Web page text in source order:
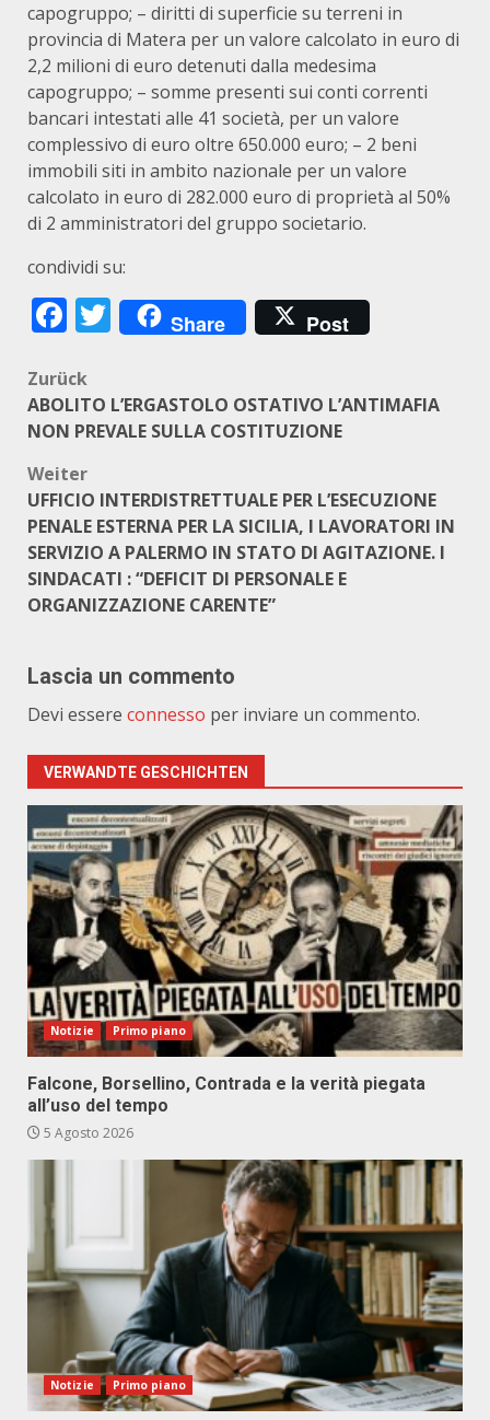
capogruppo; – diritti di superficie su terreni in
provincia di Matera per un valore calcolato in euro di
2,2 milioni di euro detenuti dalla medesima
capogruppo; – somme presenti sui conti correnti
bancari intestati alle 41 società, per un valore
complessivo di euro oltre 650.000 euro; – 2 beni
immobili siti in ambito nazionale per un valore
calcolato in euro di 282.000 euro di proprietà al 50%
di 2 amministratori del gruppo societario.
condividi su:
Facebook
Twitter
Share Post
Beitragsnavigation
Zurück
ABOLITO L’ERGASTOLO OSTATIVO L’ANTIMAFIA
NON PREVALE SULLA COSTITUZIONE
Weiter
UFFICIO INTERDISTRETTUALE PER L’ESECUZIONE
PENALE ESTERNA PER LA SICILIA, I LAVORATORI IN
SERVIZIO A PALERMO IN STATO DI AGITAZIONE. I
SINDACATI : “DEFICIT DI PERSONALE E
ORGANIZZAZIONE CARENTE”
Lascia un commento
Devi essere connesso per inviare un commento.
VERWANDTE GESCHICHTEN
Notizie Primo piano
Falcone, Borsellino, Contrada e la verità piegata
all’uso del tempo
5 Agosto 2026
Notizie Primo piano